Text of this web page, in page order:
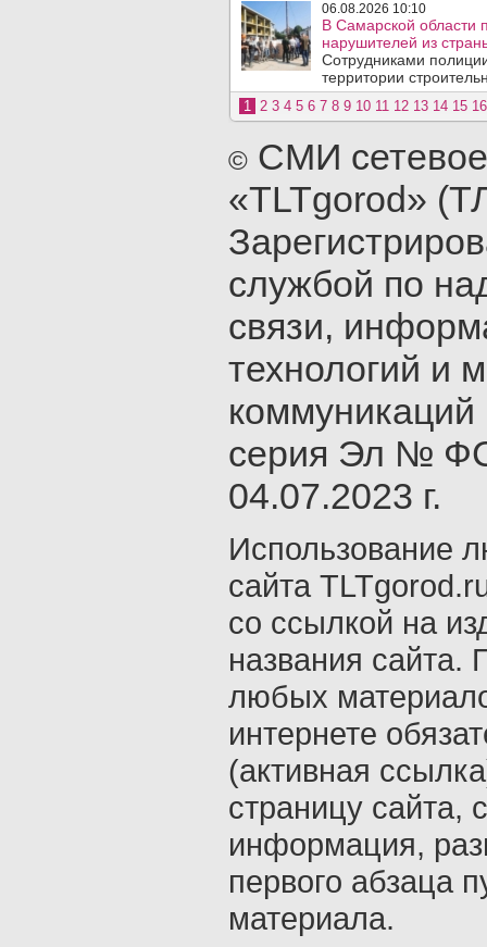
06.08.2026 10:10
В Самарской области
нарушителей из
Сотрудниками
территории
1 2 3 4 5 6 7 8 9 10 11 12 13 14 15 16
© СМИ
«TLTgorod»
службой по
связи,
технологий и
серия Эл №
04.07.2023 г.
Использование
сайта
со ссылкой на
названия сайта.
любых
интернете
(активная
страницу сайта,
информация,
первого абзаца
материала.